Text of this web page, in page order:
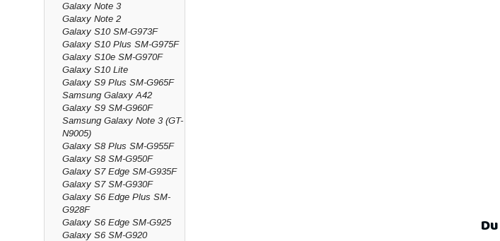
Galaxy Note 3
Galaxy Note 2
Galaxy S10 SM-G973F
Galaxy S10 Plus SM-G975F
Galaxy S10e SM-G970F
Galaxy S10 Lite
Galaxy S9 Plus SM-G965F
Samsung Galaxy A42
Galaxy S9 SM-G960F
Samsung Galaxy Note 3 (GT-
N9005)
Galaxy S8 Plus SM-G955F
Galaxy S8 SM-G950F
Galaxy S7 Edge SM-G935F
Galaxy S7 SM-G930F
Galaxy S6 Edge Plus SM-
G928F
Galaxy S6 Edge SM-G925
Galaxy S6 SM-G920